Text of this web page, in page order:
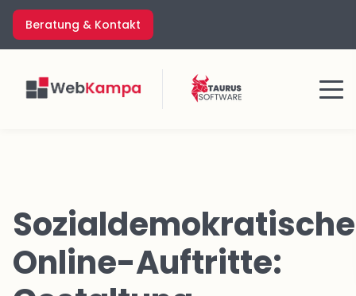
Zum
Inhalt
springen
Beratung & Kontakt
Menü
Sozialdemokratische
Online-Auftritte: